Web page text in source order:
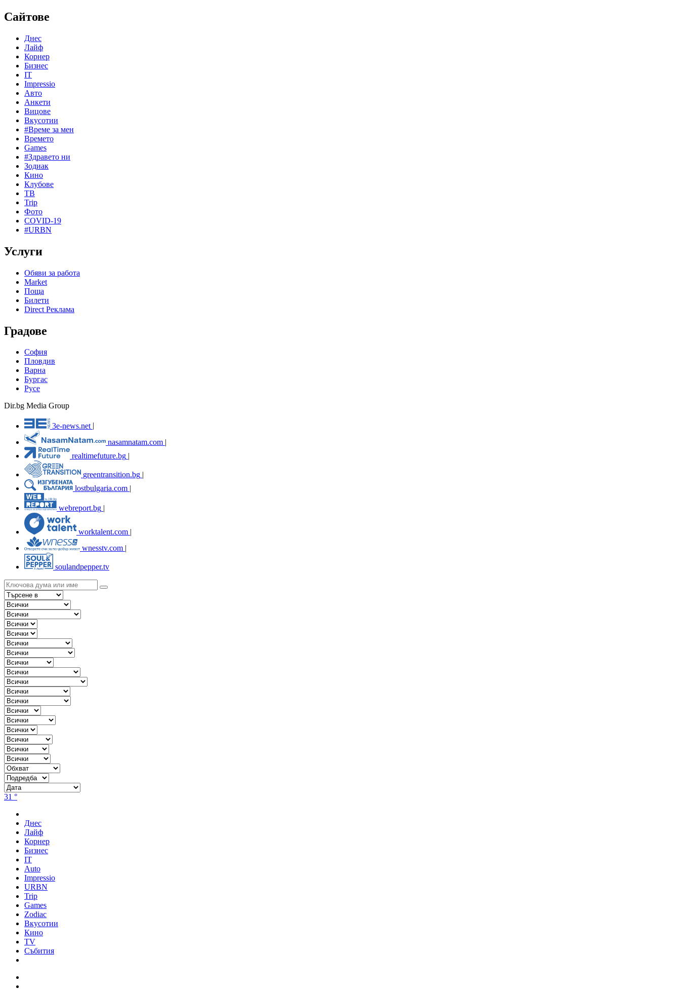
Сайтове
Днес
Лайф
Корнер
Бизнес
IT
Impressio
Авто
Анкети
Вицове
Вкусотии
#Време за мен
Времето
Games
#Здравето ни
Зодиак
Кино
Клубове
ТВ
Trip
Фото
COVID-19
#URBN
Услуги
Обяви за работа
Market
Поща
Билети
Direct Реклама
Градове
София
Пловдив
Варна
Бургас
Русе
Dir.bg Media Group
3e-news.net
nasamnatam.com |
realtimefuture.bg |
greentransition.bg |
lostbulgaria.com |
webreport.bg
worktalent.com |
wnesstv.com |
soulandpepper.tv
31 °
Днес
Лайф
Корнер
Бизнес
IT
Auto
Impressio
URBN
Trip
Games
Zodiac
Вкусотии
Кино
TV
Събития